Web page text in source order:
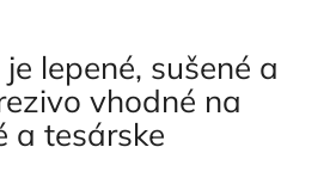
lepené, sušené a
vhodné na
a tesárske